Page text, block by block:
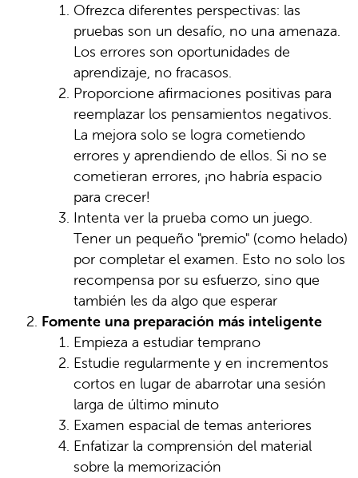
Ofrezca diferentes perspectivas: las
pruebas son un desafío, no una amenaza.
Los errores son oportunidades de
aprendizaje, no fracasos.
Proporcione afirmaciones positivas para
reemplazar los pensamientos negativos.
La mejora solo se logra cometiendo
errores y aprendiendo de ellos. Si no se
cometieran errores, ¡no habría espacio
para crecer!
Intenta ver la prueba como un juego.
Tener un pequeño "premio" (como helado)
por completar el examen. Esto no solo los
recompensa por su esfuerzo, sino que
también les da algo que esperar
Fomente una preparación más inteligente
Empieza a estudiar temprano
Estudie regularmente y en incrementos
cortos en lugar de abarrotar una sesión
larga de último minuto
Examen espacial de temas anteriores
Enfatizar la comprensión del material
sobre la memorización